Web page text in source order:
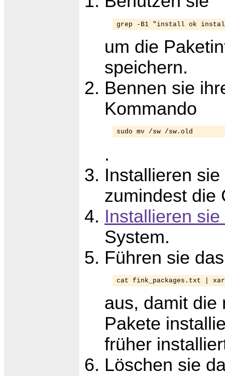
grep -B1 "install ok
um die
speichern.
Bennen sie
Kommando
sudo mv /sw /sw.old
.
Installieren
zumindest die
Installieren sie
System.
Führen sie
cat fink_packages.txt |
aus, damit die
Pakete
früher
Löschen sie